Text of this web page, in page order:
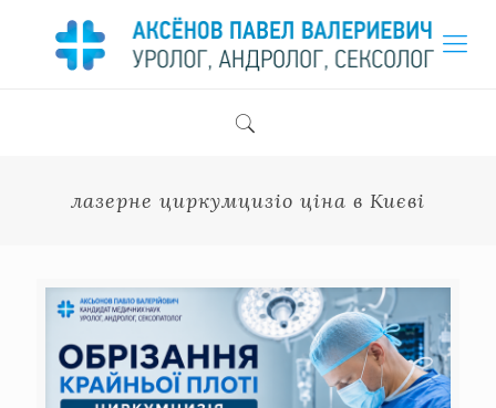
лазерне циркумцизіо ціна в Києві